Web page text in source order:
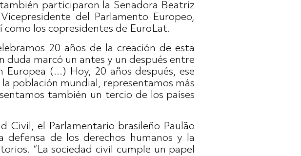
participaron la Senadora Beatriz
del Parlamento Europeo,
los copresidentes de EuroLat.
20 años de la creación de esta
duda marcó un antes y un después entre
(...) Hoy, 20 años después, ese
población mundial, representamos más
también un tercio de los países
Civil, el Parlamentario brasileño Paulão
defensa de los derechos humanos y la
“La sociedad civil cumple un papel